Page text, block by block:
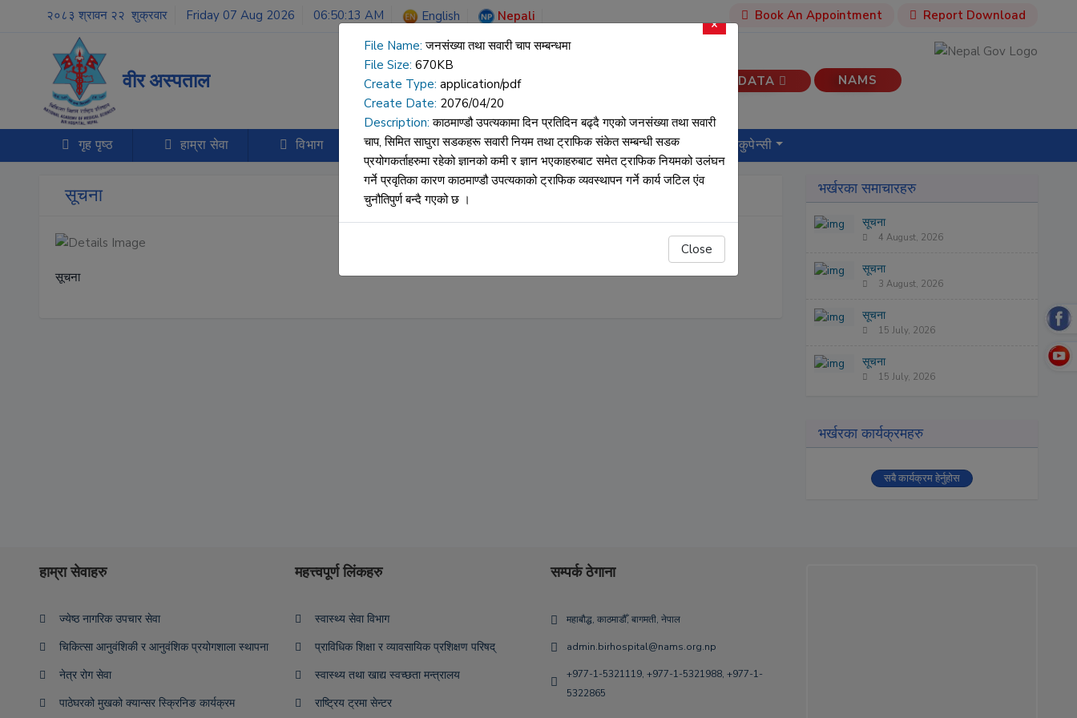
२०८३ श्रावन २२ शुक्रवार Friday 07 Aug 2026 06:50:13 AM English Nepali Book An Appointment Report Download
वीर अस्पताल HOSPITAL DATA NAMS
गृह पृष्ठ हाम्रा सेवा विभाग मिडिया परिचय सम्पर्क बेड ओकुपेन्सी
सूचना
सूचना
×
File Name: जनसंख्या तथा सवारी चाप सम्बन्धमा
File Size: 670KB
Create Type: application/pdf
Create Date: 2076/04/20
Description: काठमाण्डौ उपत्यकामा दिन प्रतिदिन बढ्दै गएको जनसंख्या तथा सवारी
चाप, सिमित साघुरा सडकहरू सवारी नियम तथा ट्राफिक संकेत सम्बन्धी सडक
प्रयोगकर्ताहरुमा रहेको ज्ञानको कमी र ज्ञान भएकाहरुबाट समेत ट्राफिक नियमको उलंघन
गर्ने प्रवृतिका कारण काठमाण्डौ उपत्यकाको ट्राफिक व्यवस्थापन गर्ने कार्य जटिल एंव
चुनौतिपुर्ण बन्दै गएको छ ।
Close
भर्खरका समाचारहरु
सूचना
4 August, 2026
सूचना
3 August, 2026
सूचना
15 July, 2026
सूचना
15 July, 2026
भर्खरका कार्यक्रमहरु
सबै कार्यक्रम हेर्नुहोस
हाम्रा सेवाहरु
ज्येष्ठ नागरिक उपचार सेवा
चिकित्सा आनुवंशिकी र आनुवंशिक प्रयोगशाला स्थापना
नेत्र रोग सेवा
पाठेघरको मुखको क्यान्सर स्क्रिनिङ कार्यक्रम
महत्त्वपूर्ण लिंकहरु
स्वास्थ्य सेवा विभाग
प्राविधिक शिक्षा र व्यावसायिक प्रशिक्षण परिषद्
स्वास्थ्य तथा खाद्य स्वच्छता मन्त्रालय
राष्ट्रिय ट्रमा सेन्टर
सम्पर्क ठेगाना
महाबौद्ध, काठमाडौँ, बागमती, नेपाल
admin.birhospital@nams.org.np
+977-1-5321119, +977-1-5321988, +977-1-
5322865